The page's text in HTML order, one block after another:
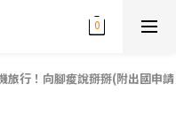
旅行！向腳痠說掰掰(附出國申請